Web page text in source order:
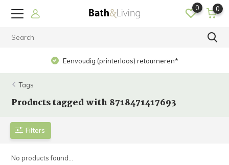
0 0
Eenvoudig (printerloos) retourneren*
Tags
Products tagged with 8718471417693
Filters
No products found...